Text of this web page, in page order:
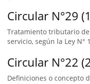
Circular N°29
Tratamiento tributario
servicio, según la Ley N°
Circular N°22
Definiciones o concepto